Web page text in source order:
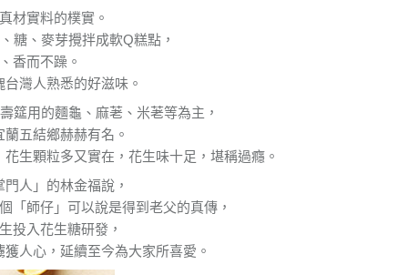
材實料的樸實。
糖、麥芽攪拌成軟Q糕點，
香而不躁。
灣人熟悉的好滋味。
筵用的麵龜、麻荖、米荖等為主，
五結鄉赫赫有名。
生顆粒多又實在，花生味十足，堪稱過癮。
人」的林金福說，
「師仔」可以說是得到老父的真傳，
投入花生糖研發，
人心，延續至今為大家所喜愛。